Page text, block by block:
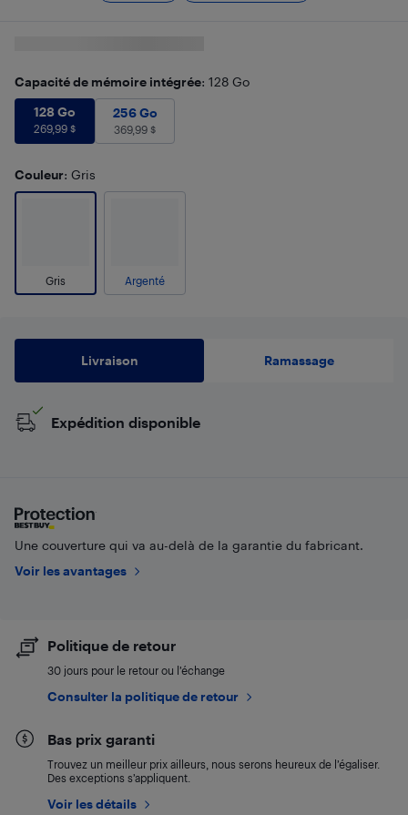
Capacité de mémoire intégrée: 128 Go
128 Go
269,99$
128 Go
269,99 $
256 Go
256 Go
369,99 $
Couleur: Gris
Gris Argenté
Livraison Ramassage
Expédition disponible
Une couverture qui va au-delà de la garantie du fabricant.
Voir les avantages
Politique de retour
30 jours pour le retour ou l’échange
Consulter la politique de retour
Bas prix garanti
Trouvez un meilleur prix ailleurs, nous serons heureux de l’égaliser.
Des exceptions s’appliquent.
Voir les détails